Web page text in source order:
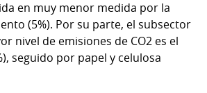
en muy menor medida por la
(5%). Por su parte, el subsector
nivel de emisiones de CO2 es el
seguido por papel y celulosa